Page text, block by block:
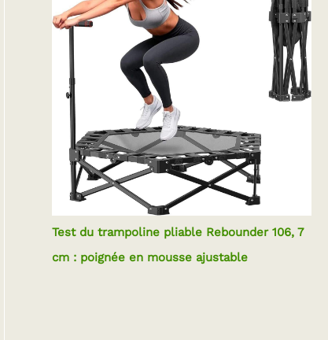
Test du trampoline pliable Rebounder 106, 7
cm : poignée en mousse ajustable